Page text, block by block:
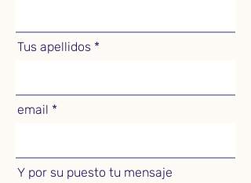
Tus apellidos
email
Y por su puesto tu mensaje